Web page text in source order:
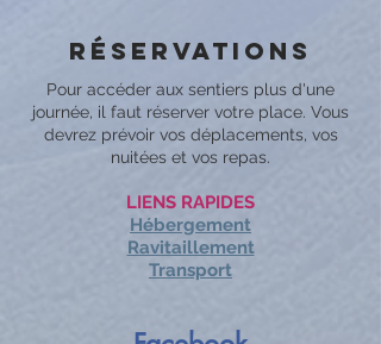
Réservations
Pour accéder aux sentiers plus d'une
journée, il faut réserver votre place. Vous
devrez prévoir vos déplacements, vos
nuitées et vos repas.
LIENS RAPIDES
Hébergement
Ravitaillement
Transport